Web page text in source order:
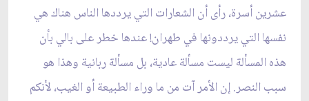
عشرين أسرة، رأى أن الشعارات التي يرددها الناس هناك هي
نفسها التي يرددونها في طهران! عندها خطر على بالي بأن
هذه المسألة ليست مسألة عادية، بل مسألة ربانية وهذا هو
سبب النصر. إن الأمر آت من ما وراء الطبيعة أو الغيب، لأنكم